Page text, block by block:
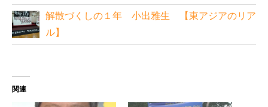
解散づくしの１年 小出雅生 【東アジアのリア
ル】
関連